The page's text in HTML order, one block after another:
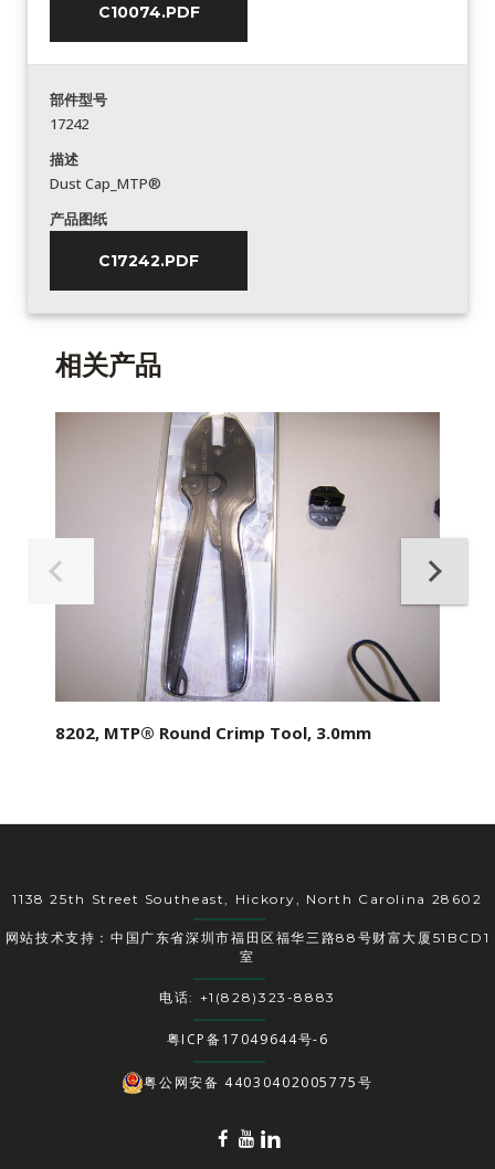
C10074.PDF
部件型号
17242
描述
Dust Cap_MTP®
产品图纸
C17242.PDF
相关产品
8202, MTP® Round Crimp Tool, 3.0mm
1138 25th Street Southeast, Hickory, North Carolina 28602
网站技术支持：中国广东省深圳市福田区福华三路88号财富大厦51BCD1
室
电话: +1(828)323-8883
粤ICP备17049644号-6
粤公网安备 44030402005775号